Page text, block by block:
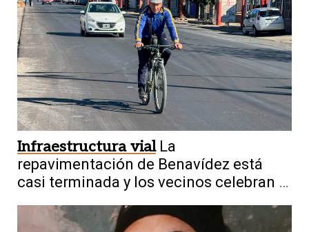
Infraestructura vial La
repavimentación de Benavídez está
casi terminada y los vecinos celebran el